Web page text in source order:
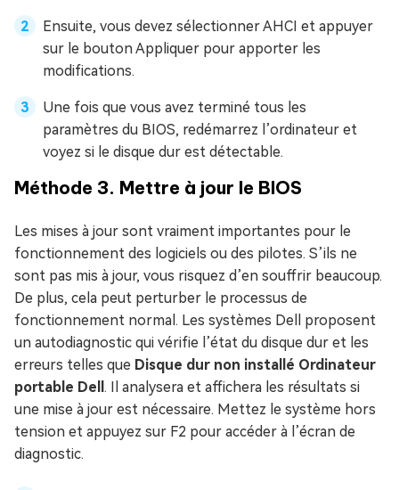
Ensuite, vous devez sélectionner AHCI et appuyer
sur le bouton Appliquer pour apporter les
modifications.
Une fois que vous avez terminé tous les
paramètres du BIOS, redémarrez l’ordinateur et
voyez si le disque dur est détectable.
Méthode 3. Mettre à jour le BIOS
Les mises à jour sont vraiment importantes pour le
fonctionnement des logiciels ou des pilotes. S’ils ne
sont pas mis à jour, vous risquez d’en souffrir beaucoup.
De plus, cela peut perturber le processus de
fonctionnement normal. Les systèmes Dell proposent
un autodiagnostic qui vérifie l’état du disque dur et les
erreurs telles que Disque dur non installé Ordinateur
portable Dell . Il analysera et affichera les résultats si
une mise à jour est nécessaire. Mettez le système hors
tension et appuyez sur F2 pour accéder à l’écran de
diagnostic.